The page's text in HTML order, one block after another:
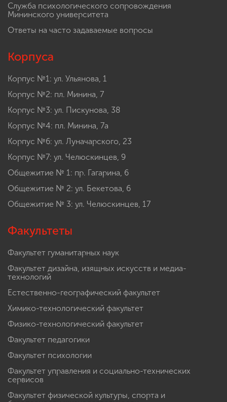
Служба психологического сопровождения
Мининского университета
Ответы на часто задаваемые вопросы
Корпуса
Корпус №1: ул. Ульянова, 1
Корпус №2: пл. Минина, 7
Корпус №3: ул. Пискунова, 38
Корпус №4: пл. Минина, 7а
Корпус №6: ул. Луначарского, 23
Корпус №7: ул. Челюскинцев, 9
Общежитие № 1: пр. Гагарина, 6
Общежитие № 2: ул. Бекетова, 6
Общежитие № 3: ул. Челюскинцев, 17
Факультеты
Факультет гуманитарных наук
Факультет дизайна, изящных искусств и медиа-
технологий
Естественно-географический факультет
Химико-технологический факультет
Физико-технологический факультет
Факультет педагогики
Факультет психологии
Факультет управления и социально-технических
сервисов
Факультет физической культуры, спорта и